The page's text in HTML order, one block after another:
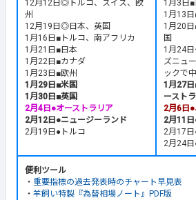
12月12日◎トルコ、スイス、欧
州
12月19日◎日本、英国
1月16日■トルコ、南アフリカ
1月21日■日本
1月22日■カナダ
1月23日■欧州
1月29日■米国
1月30日■英国
2月4日●オーストラリア
2月12日●ニュージーランド
2月19日●トルコ
1月3日■
1月13
1月20
国
1月24
ズニュ
ックで
1月27
ースト
2月6日
2月11
2月17
2月24日
便利ツール
・ 重要指標の過去発表時のチャート早見表
・ 羊飼い特製『為替相場ノート』PDF版